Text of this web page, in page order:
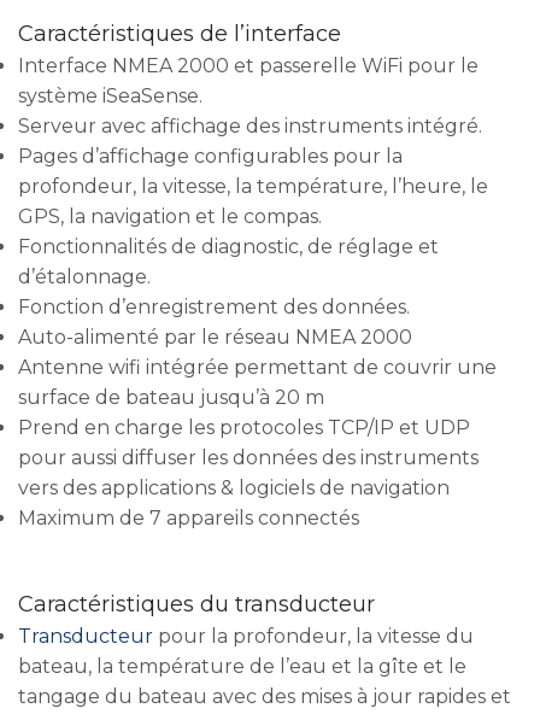
Caractéristiques de l’interface
Interface NMEA 2000 et passerelle WiFi pour le
système iSeaSense.
Serveur avec affichage des instruments intégré.
Pages d’affichage configurables pour la
profondeur, la vitesse, la température, l’heure, le
GPS, la navigation et le compas.
Fonctionnalités de diagnostic, de réglage et
d’étalonnage.
Fonction d’enregistrement des données.
Auto-alimenté par le réseau NMEA 2000
Antenne wifi intégrée permettant de couvrir une
surface de bateau jusqu’à 20 m
Prend en charge les protocoles TCP/IP et UDP
pour aussi diffuser les données des instruments
vers des applications & logiciels de navigation
Maximum de 7 appareils connectés
Caractéristiques du transducteur
Transducteur pour la profondeur, la vitesse du
bateau, la température de l’eau et la gîte et le
tangage du bateau avec des mises à jour rapides et